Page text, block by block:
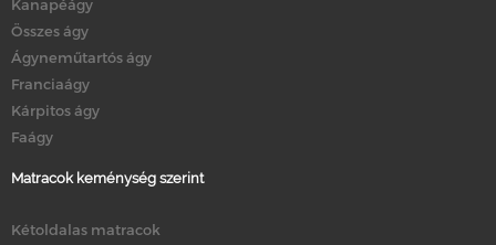
Kanapéágy
Összes ágy
Ágyneműtartós ágy
Franciaágy
Kárpitos ágy
Faágy
Matracok keménység szerint
Kétoldalas matracok